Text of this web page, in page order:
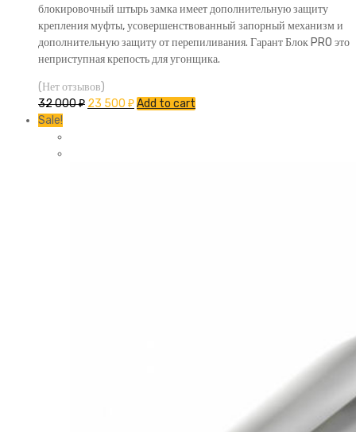
блокировочный штырь замка имеет дополнительную защиту
крепления муфты, усовершенствованный запорный механизм и
дополнительную защиту от перепиливания. Гарант Блок PRO это
неприступная крепость для угонщика.
(Нет отзывов)
32 000₽ 23 500 ₽Add to cart
Sale!